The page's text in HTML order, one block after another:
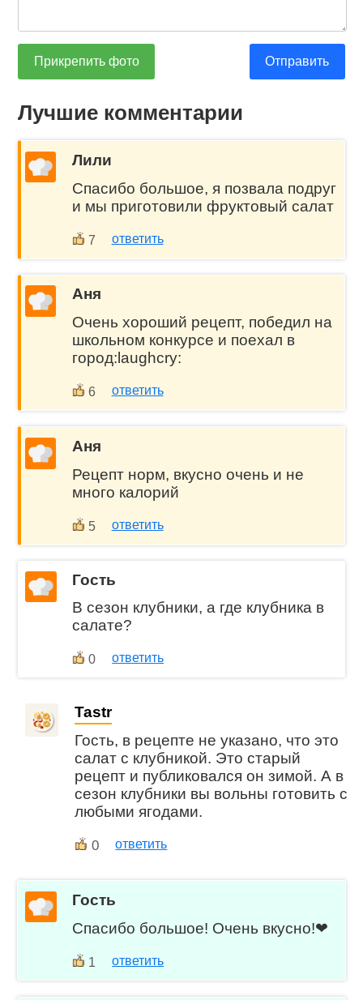
Прикрепить фото Отправить
Лучшие комментарии
Лили
Спасибо большое, я позвала подруг
и мы приготовили фруктовый салат
7 ответить
Аня
Очень хороший рецепт, победил на
школьном конкурсе и поехал в
город:laughcry:
6 ответить
Аня
Рецепт норм, вкусно очень и не
много калорий
5 ответить
Гость
В сезон клубники, а где клубника в
салате?
0 ответить
Tastr
Гость, в рецепте не указано, что это
салат с клубникой. Это старый
рецепт и публиковался он зимой. А в
сезон клубники вы вольны готовить с
любыми ягодами.
0 ответить
Гость
Спасибо большое! Очень вкусно!❤
1 ответить